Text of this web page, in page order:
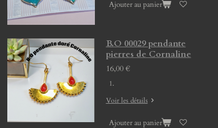
Ajouter au panier
B.O 00029 pendante
pierres de Cornaline
16,00 €
Voir les détails
Ajouter au panier